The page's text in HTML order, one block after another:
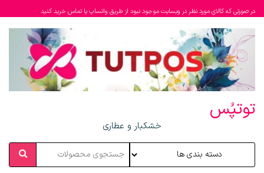
در صورتی که کالای مورد نظر در وبسایت موجود نبود از طریق واتساپ یا تماس خرید کنید
توتپُس
خشکبار و عطاری